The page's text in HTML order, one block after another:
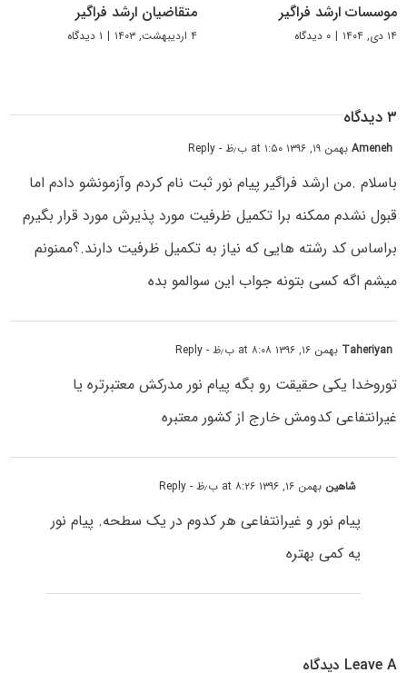
موسسات ارشد فراگیر
۱۴ دی, ۱۴۰۴ | ۰ دیدگاه
متقاضیان ارشد فراگیر
۴ اردیبهشت, ۱۴۰۳ | ۱ دیدگاه
۳ دیدگاه
Amenehبهمن ۱۹, ۱۳۹۶ at ۱:۵۰ ب٫ظ - Reply
باسلام .من ارشد فراگیر پیام نور ثبت نام کردم وآزمونشو دادم اما
قبول نشدم ممکنه برا تکمیل ظرفیت مورد پذیرش مورد قرار بگیرم
براساس کد رشته هایی که نیاز به تکمیل ظرفیت دارند.؟ممنونم
میشم اگه کسی بتونه جواب این سوالمو بده
Taheriyan بهمن ۱۶, ۱۳۹۶ at ۸:۰۸ ب٫ظ - Reply
توروخدا یکی حقیقت رو بگه پیام نور مدرکش معتبرتره یا
غیرانتفاعی کدومش خارج از کشور معتبره
شاهین بهمن ۱۶, ۱۳۹۶ at ۸:۲۶ ب٫ظ - Reply
پیام نور و غیرانتفاعی هر کدوم در یک سطحه. پیام نور
یه کمی بهتره
Leave A دیدگاه